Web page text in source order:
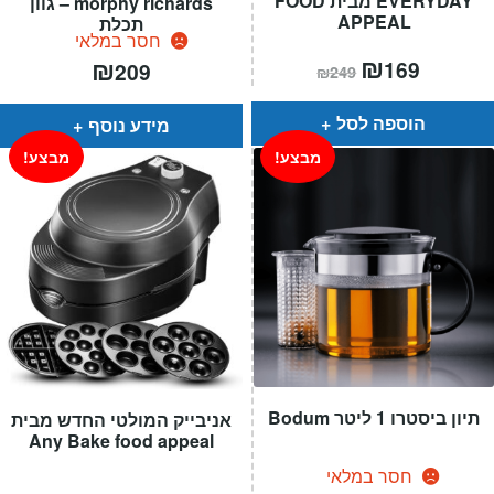
תכלת
חסר במלאי
₪209
מידע נוסף
APPEAL
₪249 המחיר
המקורי
היה:
₪249.
₪169
הוא:
הוספה לסל
אניבייק המולטי החדש מבית
Any Bake food appeal
מבצע!
תיון ביסטרו 1 ליטר Bodum
חסר במלאי
מבצע!